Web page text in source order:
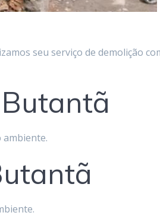
seu serviço de demolição
ambiente.